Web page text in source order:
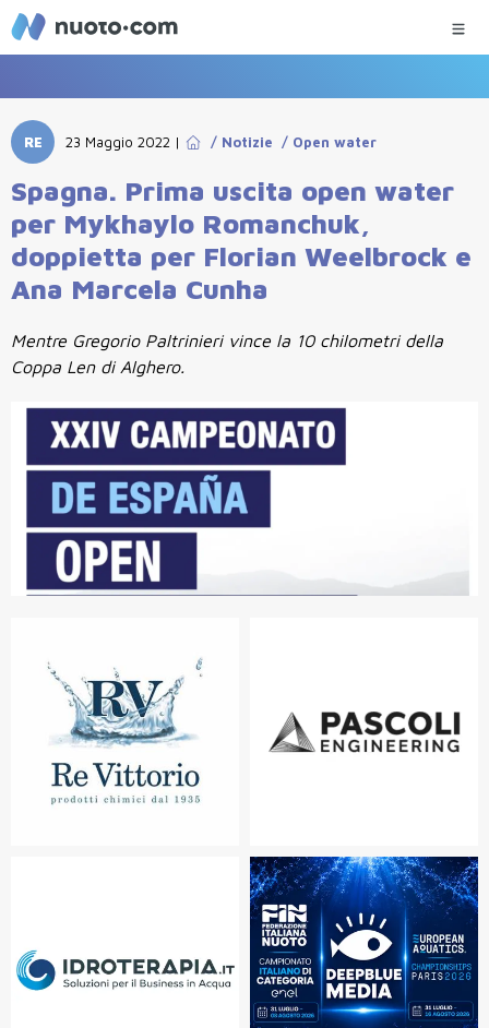
RE 23 Maggio 2022 | / Notizie / Open water
Spagna. Prima uscita open water
per Mykhaylo Romanchuk,
doppietta per Florian Weelbrock e
Ana Marcela Cunha
Mentre Gregorio Paltrinieri vince la 10 chilometri della
Coppa Len di Alghero.